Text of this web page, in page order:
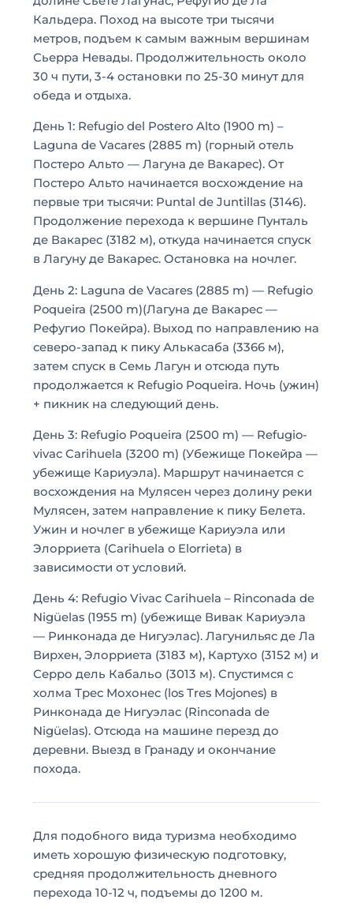
Кальдера. Поход на высоте три тысячи
метров, подъем к самым важным вершинам
Сьерра Невады. Продолжительность около
30 ч пути, 3-4 остановки по 25-30 минут для
обеда и отдыха.
День 1: Refugio del Postero Alto (1900 m) –
Laguna de Vacares (2885 m) (горный отель
Постеро Альто — Лагуна де Вакарес). От
Постеро Альто начинается восхождение на
первые три тысячи: Puntal de Juntillas (3146).
Продолжение перехода к вершине Пунталь
де Вакарес (3182 м), откуда начинается спуск
в Лагуну де Вакарес. Остановка на ночлег.
День 2: Laguna de Vacares (2885 m) — Refugio
Poqueira (2500 m)(Лагуна де Вакарес —
Рефугио Покейра). Выход по направлению на
северо-запад к пику Алькасаба (3366 м),
затем спуск в Семь Лагун и отсюда путь
продолжается к Refugio Poqueira. Ночь (ужин)
+ пикник на следующий день.
День 3: Refugio Poqueira (2500 m) — Refugio-
vivac Carihuela (3200 m) (Убежище Покейра —
убежище Кариуэла). Маршрут начинается с
восхождения на Мулясен через долину реки
Мулясен, затем направление к пику Белета.
Ужин и ночлег в убежище Кариуэла или
Элорриета (Carihuela o Elorrieta) в
зависимости от условий.
День 4: Refugio Vivac Carihuela – Rinconada de
Nigüelas (1955 m) (убежище Вивак Кариуэла
— Ринконада де Нигуэлас). Лагунильяс де Ла
Вирхен, Элорриета (3183 м), Картухо (3152 м) и
Серро дель Кабальо (3013 м). Спустимся с
холма Трес Мохонес (los Tres Mojones) в
Ринконада де Нигуэлас (Rinconada de
Nigüelas). Отсюда на машине перезд до
деревни. Выезд в Гранаду и окончание
похода.
Для подобного вида туризма необходимо
иметь хорошую физическую подготовку,
средняя продолжительность дневного
перехода 10-12 ч, подъемы до 1200 м.